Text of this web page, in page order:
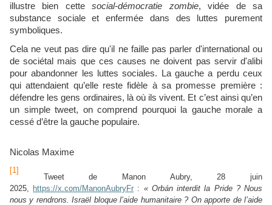
illustre bien cettesocial-démocratie zombie, vidée de sa
substance sociale et enfermée dans des luttes purement
symboliques.
Cela ne veut pas dire qu'il ne faille pas parler d'international ou
de sociétal mais que ces causes ne doivent pas servir d'alibi
pour abandonner les luttes sociales. La gauche a perdu ceux
qui attendaient qu’elle reste fidèle à sa promesse première :
défendre les gens ordinaires, là où ils vivent. Et c’est ainsi qu’en
un simple tweet, on comprend pourquoi la gauche morale a
cessé d’être la gauche populaire.
Nicolas Maxime
[1]
Tweet de Manon Aubry, 28 juin
2025, https://x.com/ManonAubryFr : « Orbán interdit la Pride ? Nous
nous y rendrons. Israël bloque l’aide humanitaire ? On apporte de l’aide